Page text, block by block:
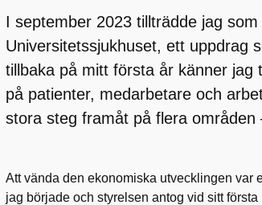
I september 2023 tillträdde jag
Universitetssjukhuset, ett uppdrag
tillbaka på mitt första år känner
på patienter, medarbetare och
stora steg framåt på flera
Att vända den ekonomiska utvecklingen var
jag började och styrelsen antog vid sitt